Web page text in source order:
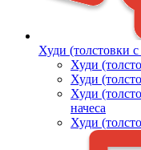
Худи (толстовки
Худи
Худи
Худи
начеса
Худи